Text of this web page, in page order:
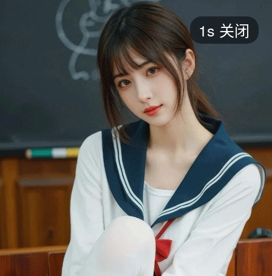
短剧
最热 添加 评分
都市 甜宠 逆袭 玄幻
2025 2024 2023 2022
全部 大陆 香港 台湾 美国 韩国 日本
1s 关闭